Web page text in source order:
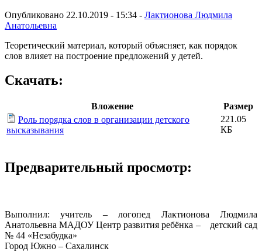
Опубликовано 22.10.2019 - 15:34 - Лактионова Людмила
Анатольевна
Теоретический материал, который объясняет, как порядок
слов влияет на построение предложений у детей.
Скачать:
Вложение
Размер
Роль порядка слов в организации детского
высказывания
221.05
КБ
Предварительный просмотр:
Выполнил: учитель – логопед Лактионова Людмила
Анатольевна МАДОУ Центр развития ребёнка – детский сад
№ 44 «Незабудка»
Город Южно – Сахалинск